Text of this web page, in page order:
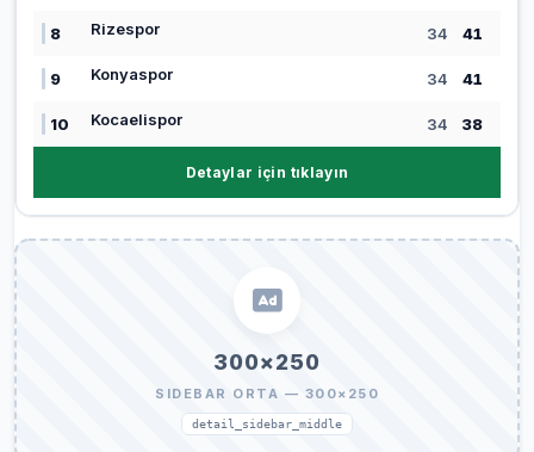
8 Rizespor 34 41
9 Konyaspor 34 41
10 Kocaelispor 34 38
Detaylar için tıklayın
300×250
SIDEBAR ORTA — 300×250
detail_sidebar_middle